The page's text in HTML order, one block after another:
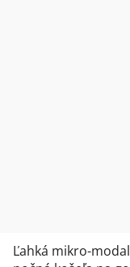
Ľahká mikro-